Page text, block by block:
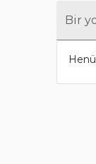
Bir